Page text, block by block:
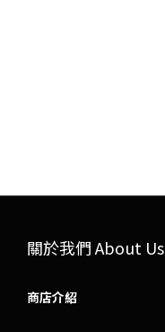
關於我們 About Us
商店介紹